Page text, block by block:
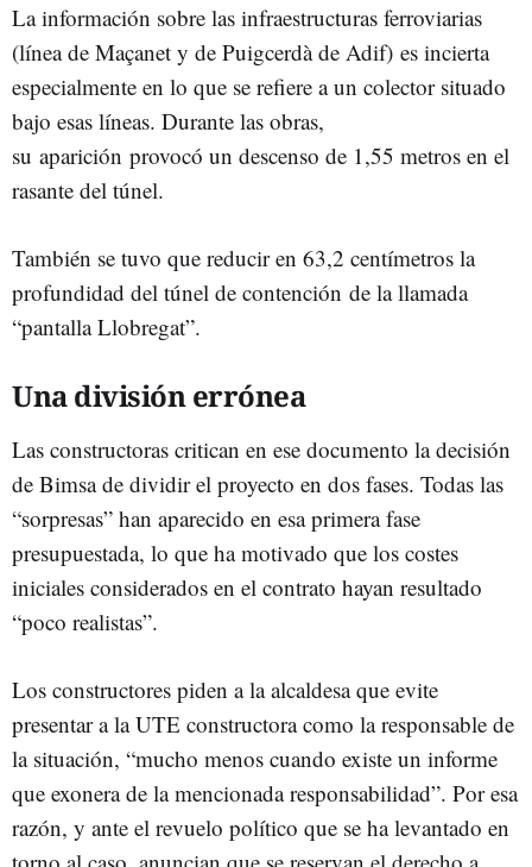
La información sobre las infraestructuras ferroviarias
(línea de Maçanet y de Puigcerdà de Adif) es incierta
especialmente en lo que se refiere a un colector situado
bajo esas líneas. Durante las obras,
su aparición provocó un descenso de 1,55 metros en el
rasante del túnel.
También se tuvo que reducir en 63,2 centímetros la
profundidad del túnel de contención de la llamada
“pantalla Llobregat”.
Una división errónea
Las constructoras critican en ese documento la decisión
de Bimsa de dividir el proyecto en dos fases. Todas las
“sorpresas” han aparecido en esa primera fase
presupuestada, lo que ha motivado que los costes
iniciales considerados en el contrato hayan resultado
“poco realistas”.
Los constructores piden a la alcaldesa que evite
presentar a la UTE constructora como la responsable de
la situación, “mucho menos cuando existe un informe
que exonera de la mencionada responsabilidad”. Por esa
razón, y ante el revuelo político que se ha levantado en